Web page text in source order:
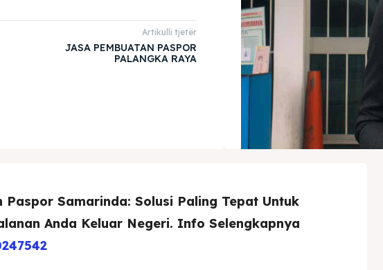
Artikulli tjetër
JASA PEMBUATAN PASPOR
PALANGKA RAYA
Paspor Samarinda: Solusi Paling Tepat Untuk
Anda Keluar Negeri. Info Selengkapnya